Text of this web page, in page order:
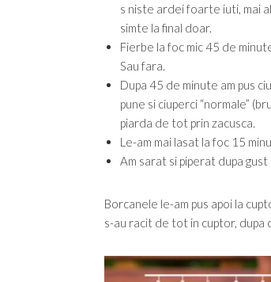
s niste ardei foarte iuti, mai
simte la final doar.
Fierbe la foc mic 45 de
Sau fara.
Dupa 45 de minute am pus
pune si ciuperci “normale”
piarda de tot prin zacusca.
Le-am mai lasat la foc 15
Am sarat si piperat dupa
Borcanele le-am pus apoi la
s-au racit de tot in cuptor,